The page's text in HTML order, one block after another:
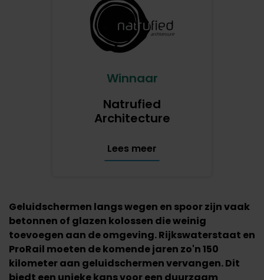
Winnaar
Natrufied
Architecture
Lees meer
Geluidschermen langs wegen en spoor zijn vaak
betonnen of glazen kolossen die weinig
toevoegen aan de omgeving. Rijkswaterstaat en
ProRail moeten de komende jaren zo'n 150
kilometer aan geluidschermen vervangen. Dit
biedt een unieke kans voor een duurzaam